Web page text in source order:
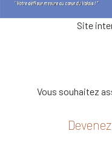
Site
Vous souhaitez